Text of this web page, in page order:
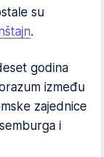
su
.
godina
između
zajednice
i